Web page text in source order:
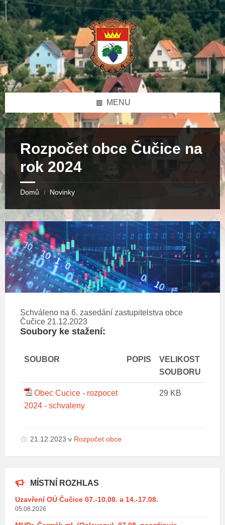
Skip
to
content
Skip
to
left
sidebar
Skip
to
footer
MENU
Rozpočet obce Čučice na
rok 2024
Domů / Novinky
Schváleno na 6. zasedání zastupitelstva obce
Čučice 21.12.2023
Soubory ke stažení:
SOUBOR POPIS
VELIKOST
SOUBORU
Obec Cucice - rozpocet
2024 - schvaleny
29 KB
21.12.2023 v Rozpočet obce
MÍSTNÍ ROZHLAS
Uzavření OÚ Čučice 07.-10.08. a 14.-17.08.
05.08.2026